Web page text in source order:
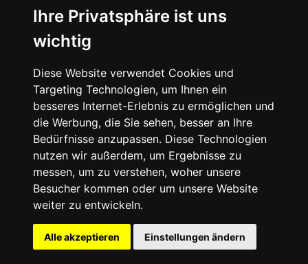
Ihre Privatsphäre ist uns
wichtig
Diese Website verwendet Cookies und
Targeting Technologien, um Ihnen ein
besseres Internet-Erlebnis zu ermöglichen und
die Werbung, die Sie sehen, besser an Ihre
Bedürfnisse anzupassen. Diese Technologien
nutzen wir außerdem, um Ergebnisse zu
messen, um zu verstehen, woher unsere
Besucher kommen oder um unsere Website
weiter zu entwickeln.
Alle akzeptieren Einstellungen ändern
About
Instagram
Facebook
© 2024 SNEAKERᴰᴱ, All rights reserved.
Impressum Datenschutz
Cookie-Einstellungen